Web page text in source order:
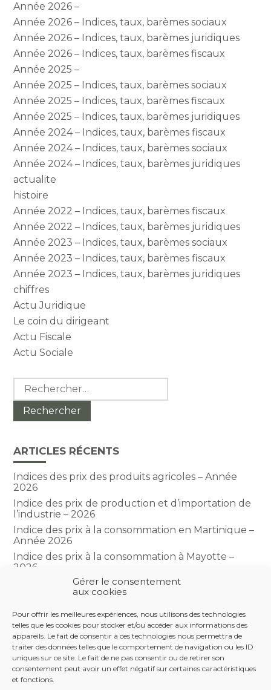
Gérer le consentement
aux cookies
Pour offrir les meilleures expériences, nous utilisons des technologies
telles que les cookies pour stocker et/ou accéder aux informations des
appareils. Le fait de consentir à ces technologies nous permettra de
traiter des données telles que le comportement de navigation ou les ID
uniques sur ce site. Le fait de ne pas consentir ou de retirer son
consentement peut avoir un effet négatif sur certaines caractéristiques
et fonctions.
Année 2026 –
Année 2026 – Indices, taux, barèmes sociaux
Année 2026 – Indices, taux, barèmes juridiques
Année 2026 – Indices, taux, barèmes fiscaux
Année 2025 –
Année 2025 – Indices, taux, barèmes sociaux
Année 2025 – Indices, taux, barèmes fiscaux
Année 2025 – Indices, taux, barèmes juridiques
Année 2024 – Indices, taux, barèmes fiscaux
Année 2024 – Indices, taux, barèmes sociaux
Année 2024 – Indices, taux, barèmes juridiques
actualite
histoire
Année 2022 – Indices, taux, barèmes fiscaux
Année 2022 – Indices, taux, barèmes juridiques
Année 2023 – Indices, taux, barèmes sociaux
Année 2023 – Indices, taux, barèmes fiscaux
Année 2023 – Indices, taux, barèmes juridiques
chiffres
Actu Juridique
Le coin du dirigeant
Actu Fiscale
Actu Sociale
Rechercher :
ARTICLES RÉCENTS
Indices des prix des produits agricoles – Année
2026
Indice des prix de production et d’importation de
l’industrie – 2026
Indice des prix à la consommation en Martinique –
Année 2026
Indice des prix à la consommation à Mayotte –
2026
Indice du climat des affaires dans le BTP – Année
COMMENTAIRES RÉCENTS